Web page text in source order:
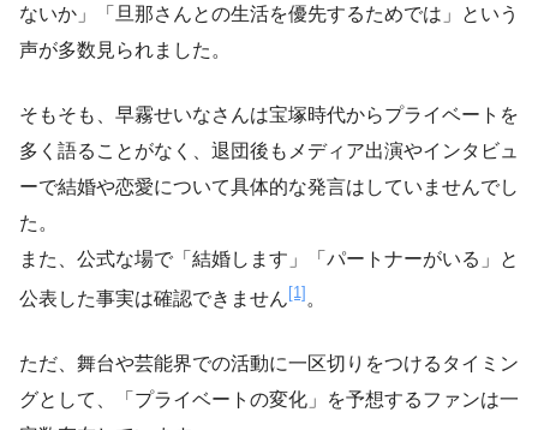
ないか」「旦那さんとの生活を優先するためでは」という
声が多数見られました。
そもそも、早霧せいなさんは宝塚時代からプライベートを
多く語ることがなく、退団後もメディア出演やインタビュ
ーで結婚や恋愛について具体的な発言はしていませんでし
た。
また、公式な場で「結婚します」「パートナーがいる」と
公表した事実は確認できません[1] 。
ただ、舞台や芸能界での活動に一区切りをつけるタイミン
グとして、「プライベートの変化」を予想するファンは一